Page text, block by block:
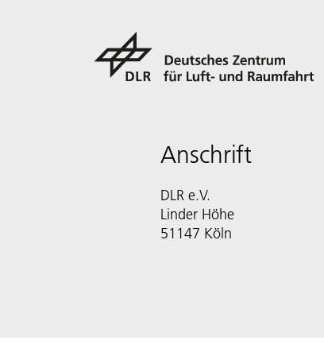
Anschrift
DLR e.V.
Linder Höhe
51147 Köln